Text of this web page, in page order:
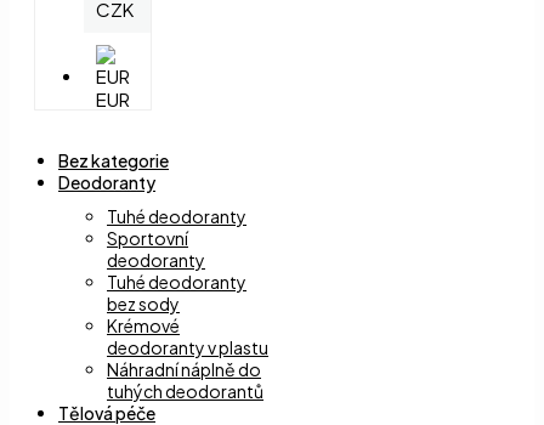
CZK
EUR
Bez kategorie
Deodoranty
Tuhé deodoranty
Sportovní
deodoranty
Tuhé deodoranty
bez sody
Krémové
deodoranty v plastu
Náhradní náplně do
tuhých deodorantů
Tělová péče